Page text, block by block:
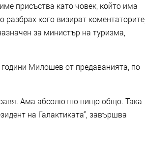
присъства като човек, който има
кого визират коментаторите,
за министър на туризма,
Милошев от предаванията, по
Ама абсолютно нищо общо. Така
на Галактиката“, завършва